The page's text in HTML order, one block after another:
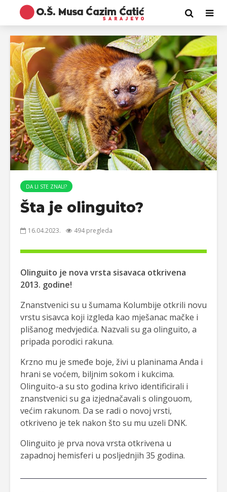
DA LI STE ZNALI?
Šta je olinguito?
16.04.2023. 494 pregleda
Olinguito je nova vrsta sisavaca otkrivena
2013. godine!
Znanstvenici su u šumama Kolumbije otkrili novu
vrstu sisavca koji izgleda kao mješanac mačke i
plišanog medvjedića. Nazvali su ga olinguito, a
pripada porodici rakuna.
Krzno mu je smeđe boje, živi u planinama Anda i
hrani se voćem, biljnim sokom i kukcima.
Olinguito-a su sto godina krivo identificirali i
znanstvenici su ga izjednačavali s olingouom,
većim rakunom. Da se radi o novoj vrsti,
otkriveno je tek nakon što su mu uzeli DNK.
Olinguito je prva nova vrsta otkrivena u
zapadnoj hemisferi u posljednjih 35 godina.